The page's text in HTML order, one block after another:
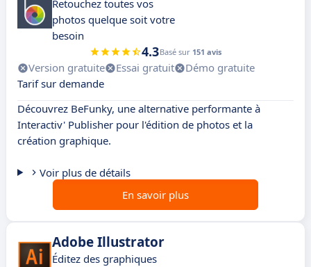
Retouchez toutes vos
photos quelque soit votre
besoin
4.3Basé sur 151 avis
Version gratuite Essai gratuit
Démo gratuite
Tarif sur demande
Découvrez BeFunky, une alternative performante à
Interactiv' Publisher pour l'édition de photos et la
création graphique.
Voir plus de détails
En savoir plus
Adobe Illustrator
Éditez des graphiques